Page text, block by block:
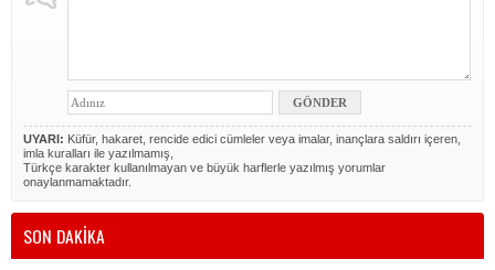
UYARI: Küfür, hakaret, rencide edici cümleler veya imalar, inançlara saldırı içeren,
imla kuralları ile yazılmamış,
Türkçe karakter kullanılmayan ve büyük harflerle yazılmış yorumlar
onaylanmamaktadır.
SON DAKİKA